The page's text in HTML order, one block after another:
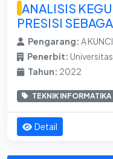
ANALISIS
PRESISI
Pengarang: A
Penerbit:
Tahun: 2022
TEKNIK INFORMATIKA
Detail